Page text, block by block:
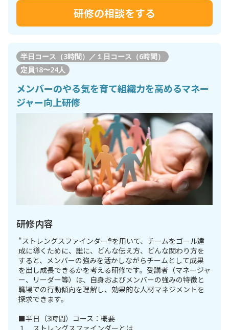
研修の相談をする
半日コース（3時間）／１日コース（6時間）
定員18〜24人
メンバーのやる気を育て組織力を高めるマネー
ジャー向上研修
研修内容
"ストレングスファインダー®を用いて、チームをゴール達
成に導くために、誰に、どんな伝え方、どんな関わり方を
すると、メンバーの強みを活かしながらチームとして成果
を出し成長できるかを考える研修です。受講者（マネージャ
ー、リーダー等）は、自身およびメンバーの強みの特徴と
職場での行動傾向を理解し、効果的な人材マネジメントを
探求できます。
■半日（3時間）コース：概要
１．ストレングスファインダーとは